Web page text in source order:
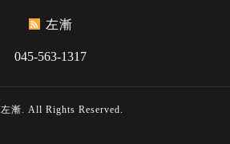
左漸
045-563-1317
左漸. All Rights Reserved.